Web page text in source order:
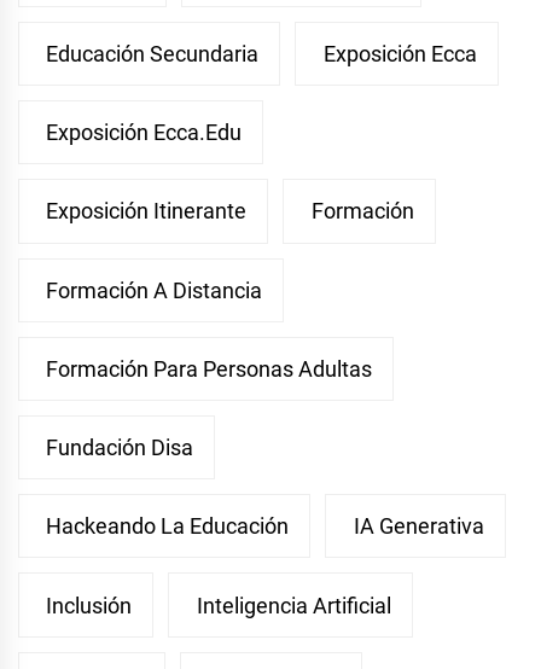
Educación Secundaria Exposición Ecca
Exposición Ecca.edu
Exposición Itinerante Formación
Formación A Distancia
Formación Para Personas Adultas
Fundación Disa
Hackeando La Educación IA Generativa
Inclusión Inteligencia Artificial